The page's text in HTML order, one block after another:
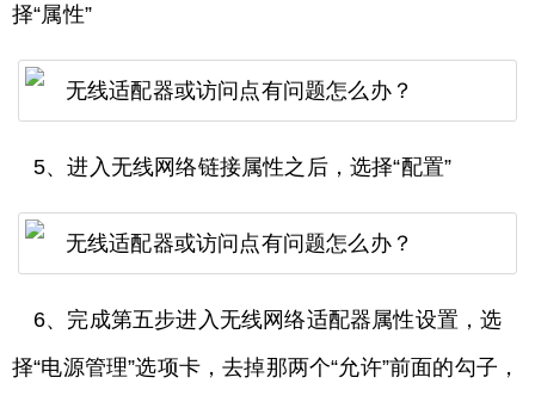
择“属性”
5、进入无线网络链接属性之后，选择“配置”
6、完成第五步进入无线网络适配器属性设置，选
择“电源管理”选项卡，去掉那两个“允许”前面的勾子，